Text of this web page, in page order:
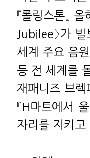
『롤링스톤』
Jubilee〉가
세계 주요 음
등 전 세계를
재패니즈 브렉
『H마트에서
자리를 지키고